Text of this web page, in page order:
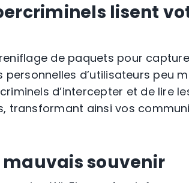
lisent
de paquets pour
d’utilisateurs peu
d’intercepter et de lire
transformant ainsi vos
souvenir